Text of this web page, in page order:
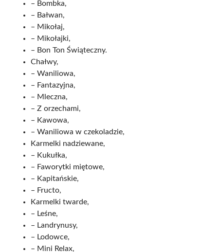
– Bombka,
– Bałwan,
– Mikołaj,
– Mikołajki,
– Bon Ton Świąteczny.
Chałwy,
– Waniliowa,
– Fantazyjna,
– Mleczna,
– Z orzechami,
– Kawowa,
– Waniliowa w czekoladzie,
Karmelki nadziewane,
– Kukułka,
– Faworytki miętowe,
– Kapitańskie,
– Fructo,
Karmelki twarde,
– Leśne,
– Landrynusy,
– Lodowce,
– Mini Relax,